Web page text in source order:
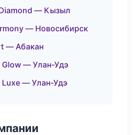
— Кызыл
— Новосибирск
— Абакан
Glow — Улан-Удэ
Luxe — Улан-Удэ